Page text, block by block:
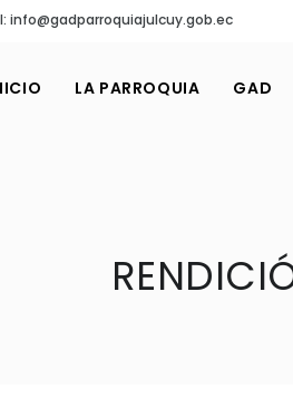
info@gadparroquiajulcuy.gob.ec
LA PARROQUIA GAD